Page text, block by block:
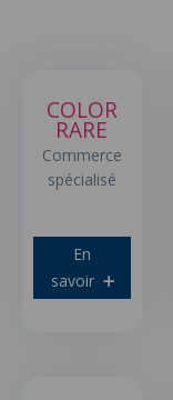
COLOR
RARE
Commerce
spécialisé
En
savoir